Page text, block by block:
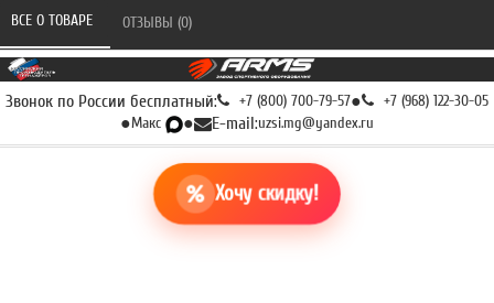
Звонок по России бесплатный: +7 (800) 700-79-57● +7 (968) 122-30-05
●Макс ● E-mail:uzsi.mg@yandex.ru
Хочу скидку!
ВСЕ О ТОВАРЕ ОТЗЫВЫ (0)